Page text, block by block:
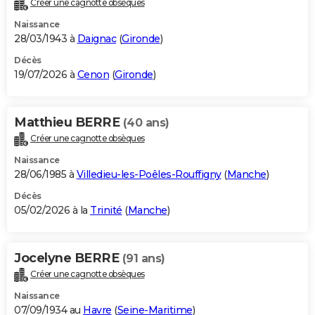
Destinations
City break
Voyage nature
Voyage de noces
Forum
Climat
+PHOTO
GUIDES D'ACHAT
BONS PLANS
Carte de Noël
Carte Bonne année
Carte Saint-Valentin
Carte Pâques
Carte d'anniversaire
DICTIONNAIRE
Dictionnaire
Biographies
Citations
Expressions
Proverbes
PROGRAMME TV
S'inscrire
Se connecter
Lycées
Collèges
Primaires
Universités
Entreprises
Service militaire
Avis de recherche
AVIS DE DÉCÈS
Bricolage
Lifestyle
Culture
Sport
Auto
Television
Voyage
Cinema
Créer une cagnotte obsèques
Naissance
28/03/1943 à Daignac(Gironde)
Décès
19/07/2026 à Cenon (Gironde)
Matthieu BERRE (40 ans)
Créer une cagnotte obsèques
Naissance
28/06/1985 à Villedieu-les-Poêles-Rouffigny(Manche)
Décès
05/02/2026 à la Trinité (Manche)
Jocelyne BERRE (91 ans)
Créer une cagnotte obsèques
Naissance
07/09/1934 au Havre (Seine-Maritime)